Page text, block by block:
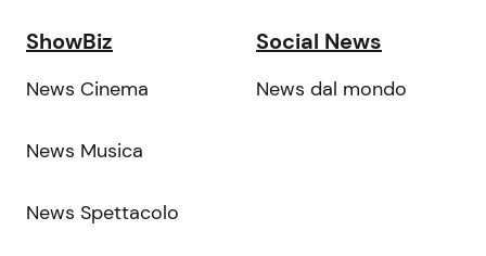
ShowBiz
News Cinema
News Musica
News Spettacolo
Social News
News dal mondo